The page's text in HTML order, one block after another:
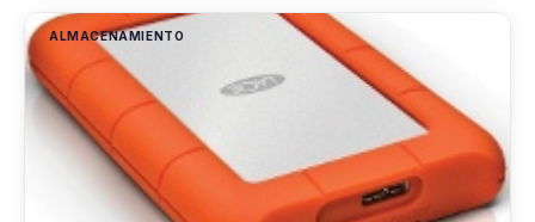
ALMACENAMIENTO